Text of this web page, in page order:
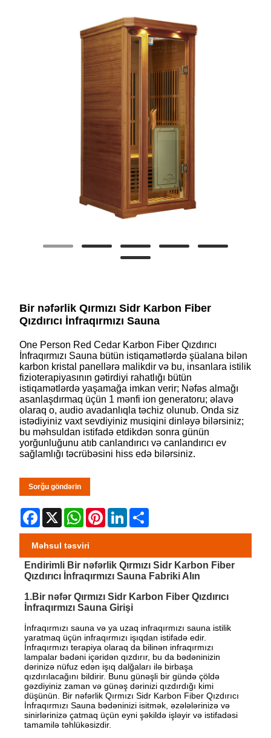
Bir nəfərlik Qırmızı Sidr Karbon Fiber
Qızdırıcı İnfraqırmızı Sauna
One Person Red Cedar Karbon Fiber Qızdırıcı
İnfraqırmızı Sauna bütün istiqamətlərdə şüalana bilən
karbon kristal panellərə malikdir və bu, insanlara istilik
fizioterapiyasının gətirdiyi rahatlığı bütün
istiqamətlərdə yaşamağa imkan verir; Nəfəs almağı
asanlaşdırmaq üçün 1 mənfi ion generatoru; əlavə
olaraq o, audio avadanlıqla təchiz olunub. Onda siz
istədiyiniz vaxt sevdiyiniz musiqini dinləyə bilərsiniz;
bu məhsuldan istifadə etdikdən sonra günün
yorğunluğunu atıb canlandırıcı və canlandırıcı ev
sağlamlığı təcrübəsini hiss edə bilərsiniz.
Sorğu göndərin
Facebook
X WhatsApp
PinterestLinkedIn
Məhsul təsviri
Endirimli Bir nəfərlik Qırmızı Sidr Karbon Fiber
Qızdırıcı İnfraqırmızı Sauna Fabriki Alın
1.Bir nəfər Qırmızı Sidr Karbon Fiber Qızdırıcı
İnfraqırmızı Sauna Girişi
İnfraqırmızı sauna və ya uzaq infraqırmızı sauna istilik
yaratmaq üçün infraqırmızı işıqdan istifadə edir.
İnfraqırmızı terapiya olaraq da bilinən infraqırmızı
lampalar bədəni içəridən qızdırır, bu da bədəninizin
dərinizə nüfuz edən işıq dalğaları ilə birbaşa
qızdırılacağını bildirir. Bunu günəşli bir gündə çöldə
gəzdiyiniz zaman və günəş dərinizi qızdırdığı kimi
düşünün. Bir nəfərlik Qırmızı Sidr Karbon Fiber Qızdırıcı
İnfraqırmızı Sauna bədəninizi isitmək, əzələlərinizə və
sinirlərinizə çatmaq üçün eyni şəkildə işləyir və istifadəsi
tamamilə təhlükəsizdir.